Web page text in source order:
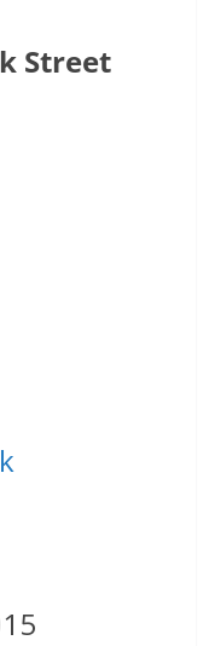
Street